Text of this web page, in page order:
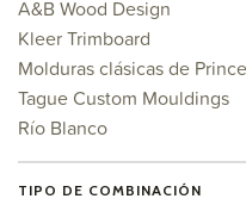
A&B Wood Design
Kleer Trimboard
Molduras clásicas de
Tague Custom Mouldings
Río Blanco
TIPO DE COMBINACIÓN